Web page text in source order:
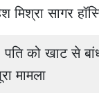
मिश्रा सागर
को खाट से
मामला